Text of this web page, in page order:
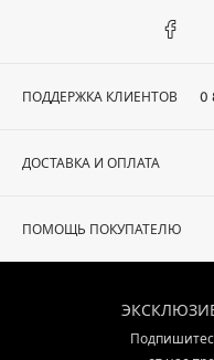
ПОДДЕРЖКА КЛИЕНТОВ 0
ДОСТАВКА И ОПЛАТА
ПОМОЩЬ ПОКУПАТЕЛЮ